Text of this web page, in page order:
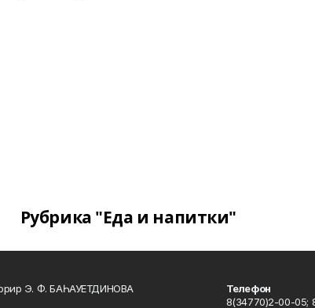
Рубрика "Еда и напитки"
Э. Ф. БАҺАУЕТДИНОВА
Телефон
8(34770)2-00-05;